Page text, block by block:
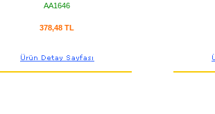
AA1646
378,48 TL